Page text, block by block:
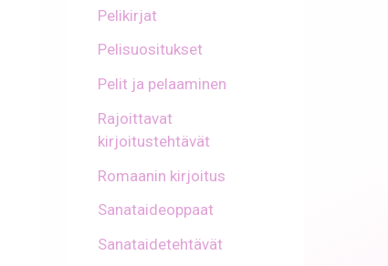
Pelikirjat
Pelisuositukset
Pelit ja pelaaminen
Rajoittavat
kirjoitustehtävät
Romaanin kirjoitus
Sanataideoppaat
Sanataidetehtävät